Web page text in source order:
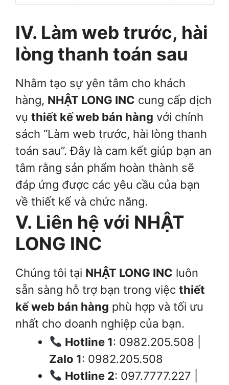
IV. Làm web trước, hài
lòng thanh toán sau
Nhằm tạo sự yên tâm cho khách
hàng, NHẬT LONG INC cung cấp dịch
vụ thiết kế web bán hàng với chính
sách “Làm web trước, hài lòng thanh
toán sau”. Đây là cam kết giúp bạn an
tâm rằng sản phẩm hoàn thành sẽ
đáp ứng được các yêu cầu của bạn
về thiết kế và chức năng.
V. Liên hệ với NHẬT
LONG INC
Chúng tôi tại NHẬT LONG INC luôn
sẵn sàng hỗ trợ bạn trong việc thiết
kế web bán hàng phù hợp và tối ưu
nhất cho doanh nghiệp của bạn.
Hotline 1: 0982.205.508 |
Zalo 1: 0982.205.508
Hotline 2: 097.7777.227 |